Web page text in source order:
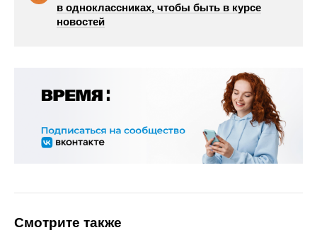
в одноклассниках, чтобы быть в курсе
новостей
Смотрите также